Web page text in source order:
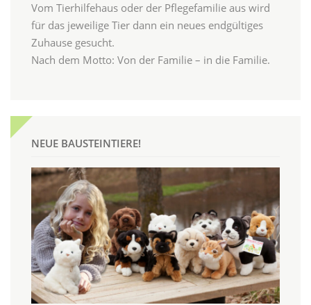
Vom Tierhilfehaus oder der Pflegefamilie aus wird
für das jeweilige Tier dann ein neues endgültiges
Zuhause gesucht.
Nach dem Motto: Von der Familie – in die Familie.
NEUE BAUSTEINTIERE!